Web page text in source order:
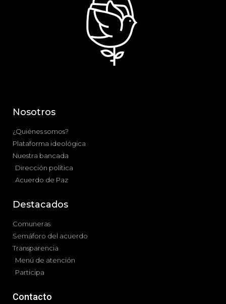
Nosotros
¿Quiénes somos?
Plataforma ideológica
Nuestra bancada
Dirección política
Acuerdo de Paz
Destacados
Comuneras
Semáforo del acuerdo
Transparencia
Menú de atención
Participa
Contacto